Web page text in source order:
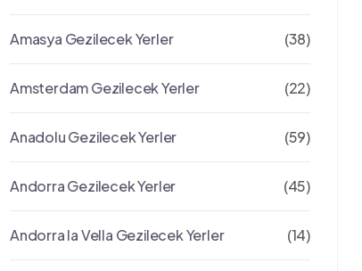
Amasya Gezilecek Yerler (38)
Amsterdam Gezilecek Yerler (22)
Anadolu Gezilecek Yerler (59)
Andorra Gezilecek Yerler (45)
Andorra la Vella Gezilecek Yerler (14)